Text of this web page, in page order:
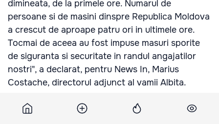
dimineata, de la primele ore. Numarul de
persoane si de masini dinspre Republica Moldova
a crescut de aproape patru ori in ultimele ore.
Tocmai de aceea au fost impuse masuri sporite
de siguranta si securitate in randul angajatilor
nostri", a declarat, pentru News In, Marius
Costache, directorul adjunct al vamii Albita.